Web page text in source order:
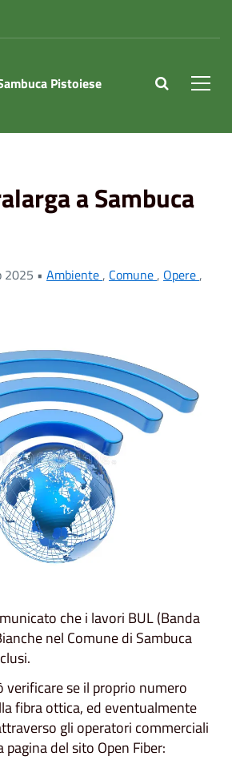
Pistoiese site.searc
a Sambuca
2025 • Ambiente, Comune, Opere,
che i lavori BUL (Banda
nel Comune di Sambuca
verificare se il proprio numero
fibra ottica, ed eventualmente
gli operatori commerciali
del sito Open Fiber: